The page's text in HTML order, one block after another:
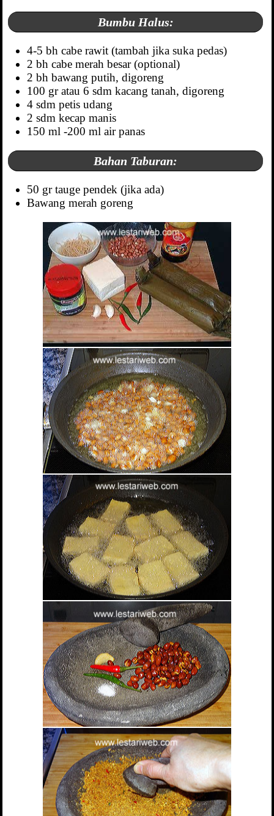
Bumbu Halus:
4-5 bh cabe rawit (tambah jika suka pedas)
2 bh cabe merah besar (optional)
2 bh bawang putih, digoreng
100 gr atau 6 sdm kacang tanah, digoreng
4 sdm petis udang
2 sdm kecap manis
150 ml -200 ml air panas
Bahan Taburan:
50 gr tauge pendek (jika ada)
Bawang merah goreng